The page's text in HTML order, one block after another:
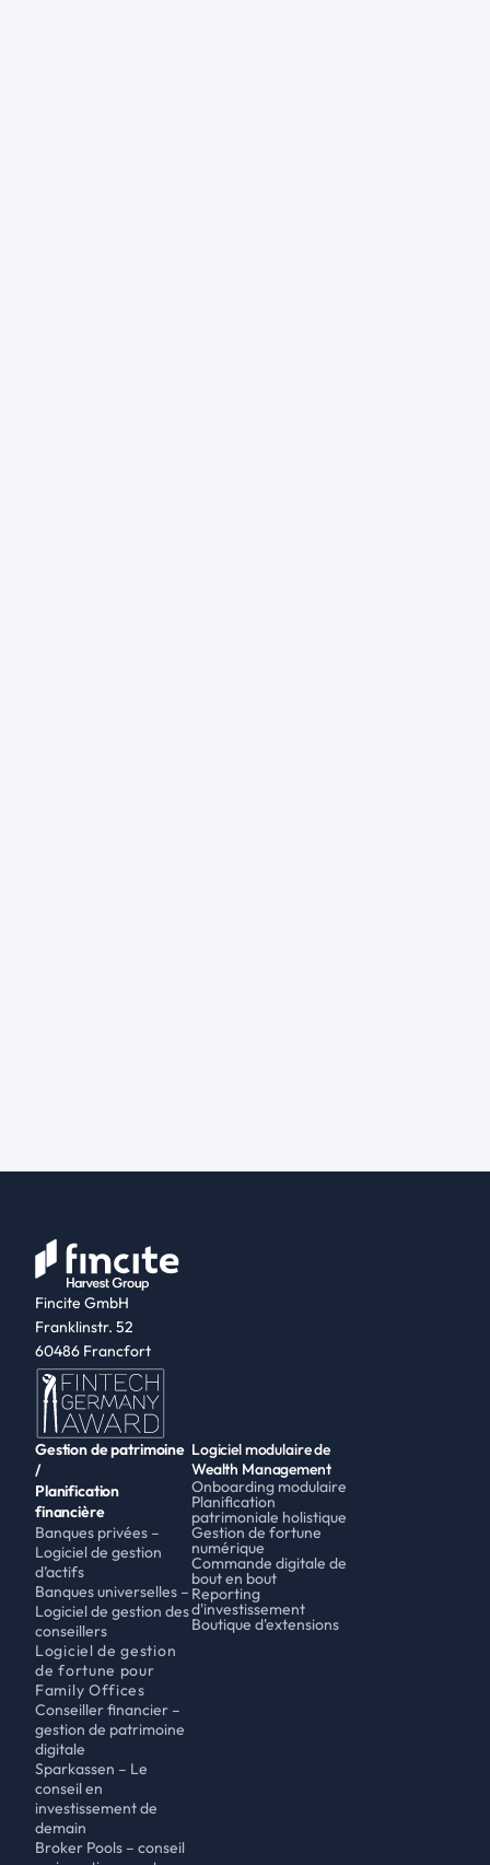
Fincite GmbH
Franklinstr. 52
60486 Francfort
Gestion de patrimoine
/
Planification
financière
Banques privées –
Logiciel de gestion
d’actifs
Banques universelles –
Logiciel de gestion des
conseillers
Logiciel de gestion
de fortune pour
Family Offices
Conseiller financier –
gestion de patrimoine
digitale
Sparkassen – Le
conseil en
investissement de
demain
Broker Pools – conseil
Logiciel modulaire de
Wealth Management
Onboarding modulaire
Planification
patrimoniale holistique
Gestion de fortune
numérique
Commande digitale de
bout en bout
Reporting
d'investissement
Boutique d'extensions